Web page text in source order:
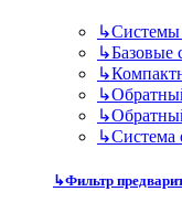
↳Cистемы
↳Базовые
↳
↳
↳
↳Система
↳Фильтр